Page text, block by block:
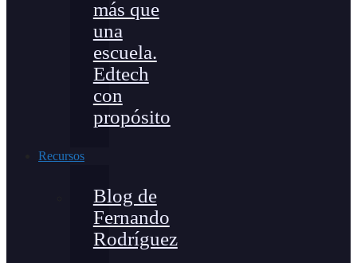
más que
una
escuela.
Edtech
con
propósito
Recursos
Blog de
Fernando
Rodríguez